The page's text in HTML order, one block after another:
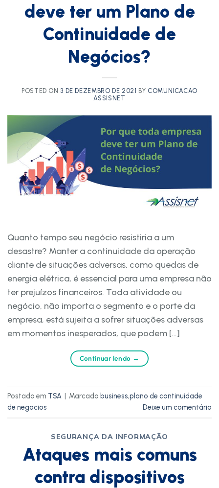
deve ter um Plano de
Continuidade de
Negócios?
POSTED ON 3 DE DEZEMBRO DE 2021 BY COMUNICACAO
ASSISNET
Quanto tempo seu negócio resistiria a um
desastre? Manter a continuidade da operação
diante de situações adversas, como quedas de
energia elétrica, é essencial para uma empresa não
ter prejuízos financeiros. Toda atividade ou
negócio, não importa o segmento e o porte da
empresa, está sujeita a sofrer situações adversas
em momentos inesperados, que podem […]
Continuar lendo →
Postado em TSA | Marcado business,plano de continuidade
de negocios
Deixe um comentário
SEGURANÇA DA INFORMAÇÃO
Ataques mais comuns
contra dispositivos